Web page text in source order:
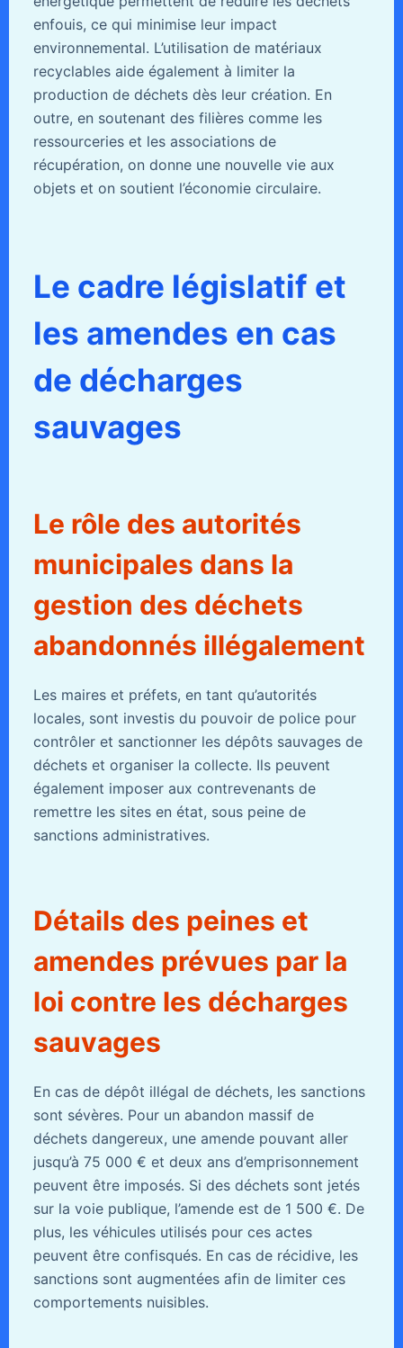
enfouis, ce qui minimise leur impact
environnemental. L’utilisation de matériaux
recyclables aide également à limiter la
production de déchets dès leur création. En
outre, en soutenant des filières comme les
ressourceries et les associations de
récupération, on donne une nouvelle vie aux
objets et on soutient l’économie circulaire.
Le cadre législatif et
les amendes en cas
de décharges
sauvages
Le rôle des autorités
municipales dans la
gestion des déchets
abandonnés illégalement
Les maires et préfets, en tant qu’autorités
locales, sont investis du pouvoir de police pour
contrôler et sanctionner les dépôts sauvages de
déchets et organiser la collecte. Ils peuvent
également imposer aux contrevenants de
remettre les sites en état, sous peine de
sanctions administratives.
Détails des peines et
amendes prévues par la
loi contre les décharges
sauvages
En cas de dépôt illégal de déchets, les sanctions
sont sévères. Pour un abandon massif de
déchets dangereux, une amende pouvant aller
jusqu’à 75 000 € et deux ans d’emprisonnement
peuvent être imposés. Si des déchets sont jetés
sur la voie publique, l’amende est de 1 500 €. De
plus, les véhicules utilisés pour ces actes
peuvent être confisqués. En cas de récidive, les
sanctions sont augmentées afin de limiter ces
comportements nuisibles.